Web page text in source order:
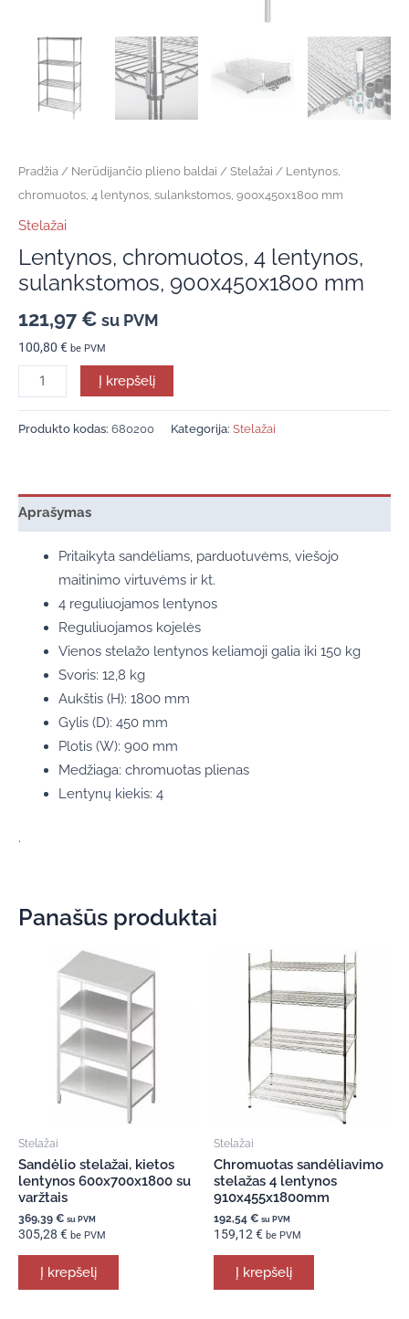
Pradžia/ Nerūdijančio plieno baldai /Stelažai / Lentynos,
chromuotos, 4 lentynos, sulankstomos, 900x450x1800 mm
Stelažai
Lentynos, chromuotos, 4 lentynos,
sulankstomos, 900x450x1800 mm
121,97€ su PVM
100,80 € be PVM
Į krepšelį
Produkto kodas: 680200 Kategorija: Stelažai
Aprašymas
Pritaikyta sandėliams, parduotuvėms, viešojo
maitinimo virtuvėms ir kt.
4 reguliuojamos lentynos
Reguliuojamos kojelės
Vienos stelažo lentynos keliamoji galia iki 150 kg
Svoris: 12,8 kg
Aukštis (H): 1800 mm
Gylis (D): 450 mm
Plotis (W): 900 mm
Medžiaga: chromuotas plienas
Lentynų kiekis: 4
.
Panašūs produktai
Stelažai
Sandėlio stelažai, kietos
lentynos 600x700x1800 su
varžtais
369,39 € su PVM
305,28 € be PVM
Į krepšelį
Stelažai
Chromuotas sandėliavimo
stelažas 4 lentynos
910x455x1800mm
192,54 € su PVM
159,12 € be PVM
Į krepšelį